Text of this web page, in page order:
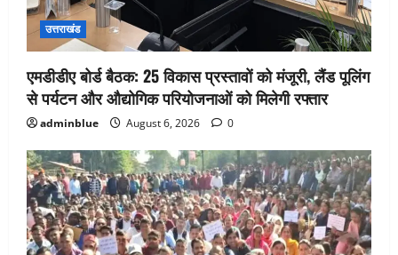
उत्तराखंड
एमडीडीए बोर्ड बैठक: 25 विकास प्रस्तावों को मंजूरी, लैंड पूलिंग
से पर्यटन और औद्योगिक परियोजनाओं को मिलेगी रफ्तार
adminblue August 6, 2026 0